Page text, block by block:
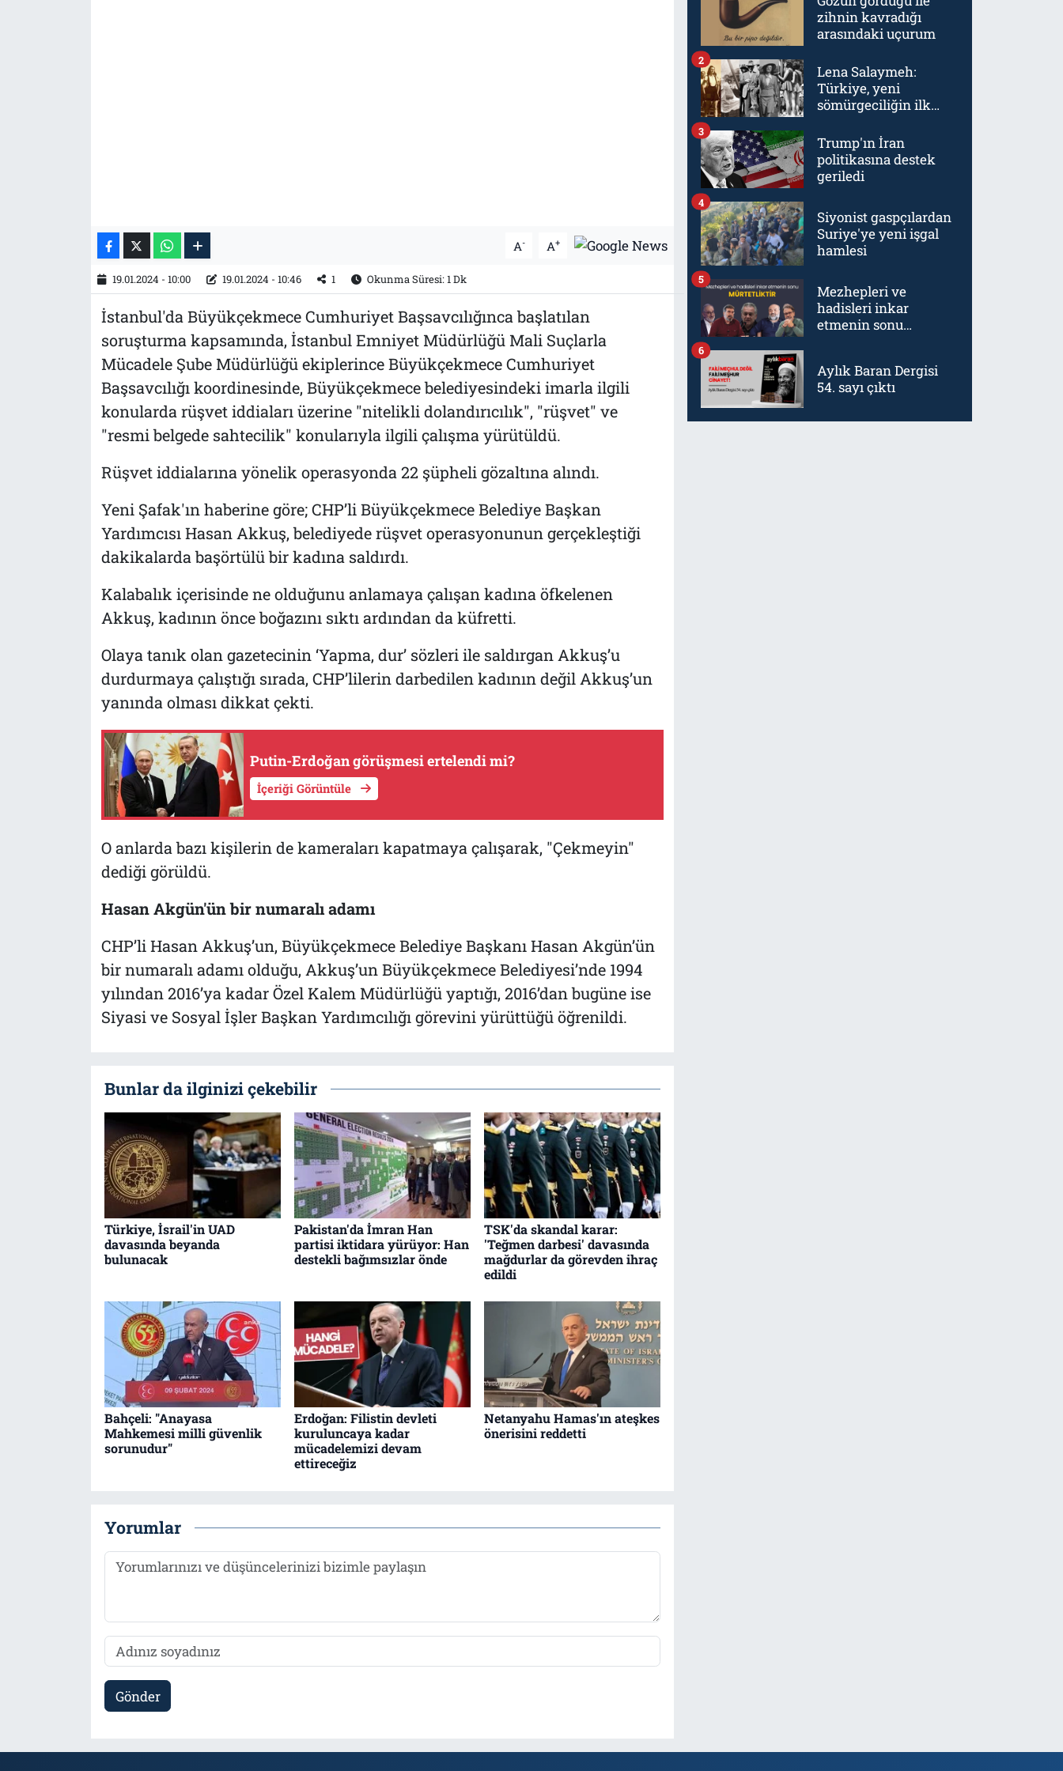
A- A+
19.01.2024 - 10:00 19.01.2024 - 10:46 1 Okunma Süresi: 1 Dk
İstanbul'da Büyükçekmece Cumhuriyet Başsavcılığınca başlatılan
soruşturma kapsamında, İstanbul Emniyet Müdürlüğü Mali Suçlarla
Mücadele Şube Müdürlüğü ekiplerince Büyükçekmece Cumhuriyet
Başsavcılığı koordinesinde, Büyükçekmece belediyesindeki imarla ilgili
konularda rüşvet iddiaları üzerine "nitelikli dolandırıcılık", "rüşvet" ve
"resmi belgede sahtecilik" konularıyla ilgili çalışma yürütüldü.
Rüşvet iddialarına yönelik operasyonda 22 şüpheli gözaltına alındı.
Yeni Şafak'ın haberine göre; CHP’li Büyükçekmece Belediye Başkan
Yardımcısı Hasan Akkuş, belediyede rüşvet operasyonunun gerçekleştiği
dakikalarda başörtülü bir kadına saldırdı.
Kalabalık içerisinde ne olduğunu anlamaya çalışan kadına öfkelenen
Akkuş, kadının önce boğazını sıktı ardından da küfretti.
Olaya tanık olan gazetecinin ‘Yapma, dur’ sözleri ile saldırgan Akkuş’u
durdurmaya çalıştığı sırada, CHP’lilerin darbedilen kadının değil Akkuş’un
yanında olması dikkat çekti.
Putin-Erdoğan görüşmesi ertelendi mi?
İçeriği Görüntüle
O anlarda bazı kişilerin de kameraları kapatmaya çalışarak, "Çekmeyin"
dediği görüldü.
Hasan Akgün'ün bir numaralı adamı
CHP’li Hasan Akkuş’un, Büyükçekmece Belediye Başkanı Hasan Akgün’ün
bir numaralı adamı olduğu, Akkuş’un Büyükçekmece Belediyesi’nde 1994
yılından 2016’ya kadar Özel Kalem Müdürlüğü yaptığı, 2016’dan bugüne ise
Siyasi ve Sosyal İşler Başkan Yardımcılığı görevini yürüttüğü öğrenildi.
Bunlar da ilginizi çekebilir
Türkiye, İsrail'in UAD
davasında beyanda
bulunacak
Pakistan'da İmran Han
partisi iktidara yürüyor: Han
destekli bağımsızlar önde
TSK'da skandal karar:
'Teğmen darbesi' davasında
mağdurlar da görevden ihraç
edildi
Bahçeli: "Anayasa
Mahkemesi milli güvenlik
sorunudur"
Erdoğan: Filistin devleti
kuruluncaya kadar
mücadelemizi devam
ettireceğiz
Netanyahu Hamas'ın ateşkes
önerisini reddetti
Yorumlar
Gönder
zihnin kavradığı
arasındaki uçurum
Lena Salaymeh:
Türkiye, yeni
sömürgeciliğin ilk
2
Trump'ın İran
politikasına destek
geriledi
3
Siyonist gaspçılardan
Suriye'ye yeni işgal
hamlesi
4
Mezhepleri ve
hadisleri inkar
etmenin sonu
5
Aylık Baran Dergisi
54. sayı çıktı
6